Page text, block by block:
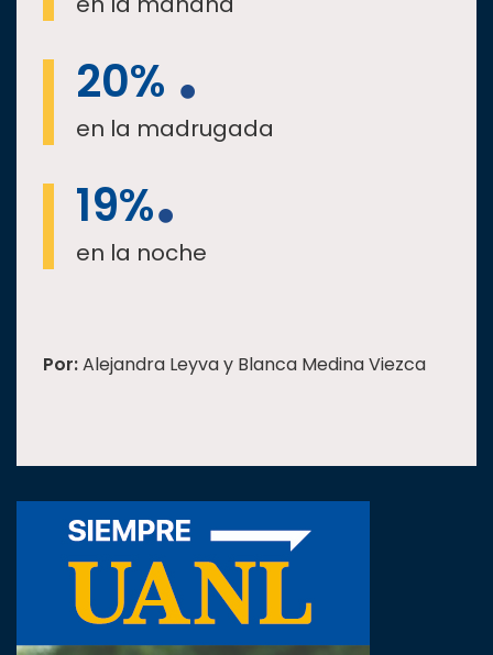
20%
en la madrugada
19%
en la noche
Por:Alejandra Leyva y Blanca Medina Viezca